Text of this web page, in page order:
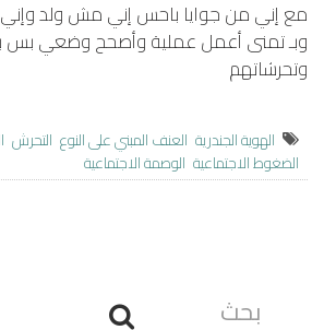
مع إني من جوايا باحس إني مش ولد
وبـ تمنى أعمل عملية وأصحح وضعي بس
وتحرشاتهم
الهوية الجندرية العنف المبني على النوع التحرش
الضغوط الاجتماعية الوصمة الاجتماعية
البحث...